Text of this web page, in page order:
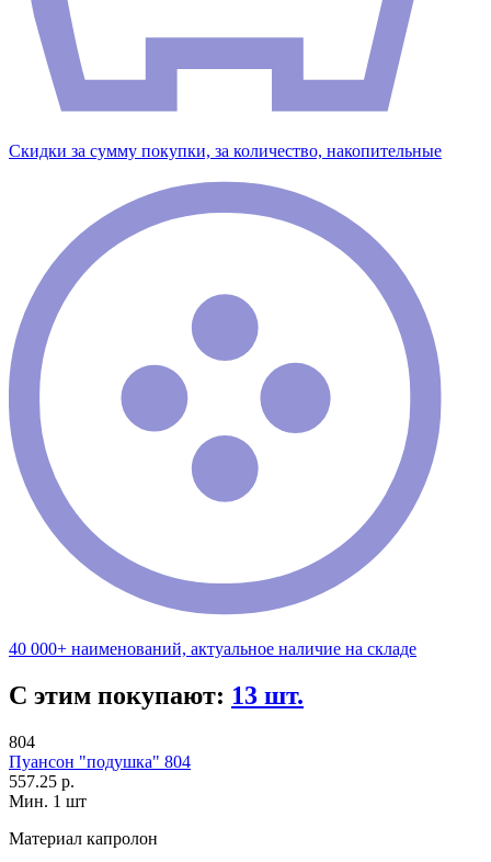
Скидки за сумму покупки, за количество, накопительные
40 000+ наименований, актуальное наличие на складе
С этим покупают: 13 шт.
804
Пуансон "подушка" 804
557.25 р.
Мин. 1 шт
Материал капролон